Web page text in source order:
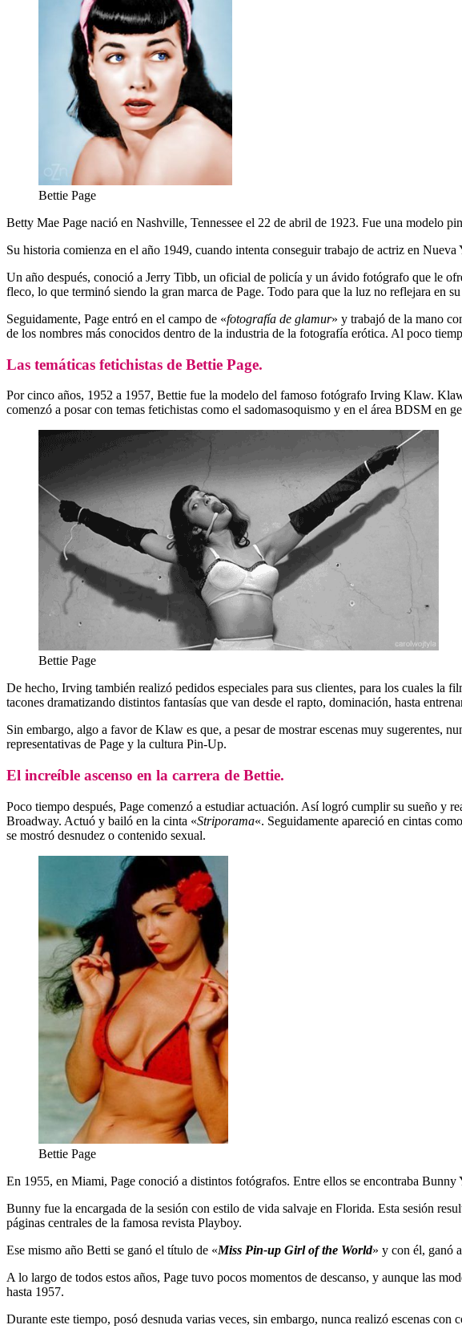
Bettie Page
Betty Mae Page nació en Nashville, Tennessee el 22 de abril de 1923. Fue una modelo
Su historia comienza en el año 1949, cuando intenta conseguir trabajo de actriz en
Un año después, conoció a Jerry Tibb, un oficial de policía y un ávido fotógrafo que le
fleco, lo que terminó siendo la gran marca de Page. Todo para que la luz no reflejara en
Seguidamente, Page entró en el campo de «fotografía de glamur» y trabajó de la mano
de los nombres más conocidos dentro de la industria de la fotografía erótica. Al poco
Las temáticas fetichistas de Bettie Page.
Por cinco años, 1952 a 1957, Bettie fue la modelo del famoso fotógrafo Irving Klaw.
comenzó a posar con temas fetichistas como el sadomasoquismo y en el área BDSM en
Bettie Page
De hecho, Irving también realizó pedidos especiales para sus clientes, para los cuales la
tacones dramatizando distintos fantasías que van desde el rapto, dominación, hasta
Sin embargo, algo a favor de Klaw es que, a pesar de mostrar escenas muy sugerentes,
representativas de Page y la cultura Pin-Up.
El increíble ascenso en la carrera de Bettie.
Poco tiempo después, Page comenzó a estudiar actuación. Así logró cumplir su sueño y
Broadway. Actuó y bailó en la cinta «Striporama«. Seguidamente apareció en cintas
se mostró desnudez o contenido sexual.
Bettie Page
En 1955, en Miami, Page conoció a distintos fotógrafos. Entre ellos se encontraba Bunny
Bunny fue la encargada de la sesión con estilo de vida salvaje en Florida. Esta sesión
páginas centrales de la famosa revista Playboy.
Ese mismo año Betti se ganó el título de «Miss Pin-up Girl of the World» y con él, ganó
A lo largo de todos estos años, Page tuvo pocos momentos de descanso, y aunque las
hasta 1957.
Durante este tiempo, posó desnuda varias veces, sin embargo, nunca realizó escenas